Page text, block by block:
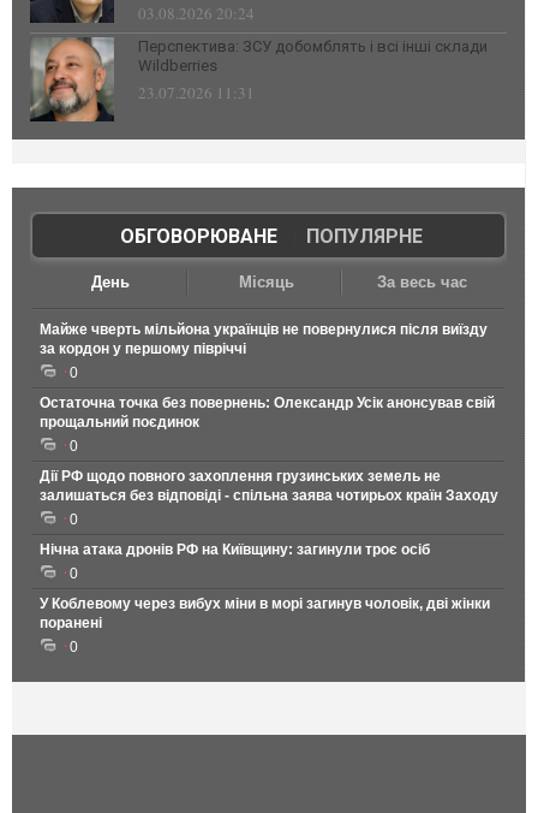
03.08.2026 20:24
Перспектива: ЗСУ добомблять і всі інші склади
Wildberries
23.07.2026 11:31
ОБГОВОРЮВАНЕ| ПОПУЛЯРНЕ
День Місяць За весь час
Майже чверть мільйона українців не повернулися після виїзду
за кордон у першому півріччі
0
Остаточна точка без повернень: Олександр Усік анонсував свій
прощальний поєдинок
0
Дії РФ щодо повного захоплення грузинських земель не
залишаться без відповіді - спільна заява чотирьох країн Заходу
0
Нічна атака дронів РФ на Київщину: загинули троє осіб
0
У Коблевому через вибух міни в морі загинув чоловік, дві жінки
поранені
0